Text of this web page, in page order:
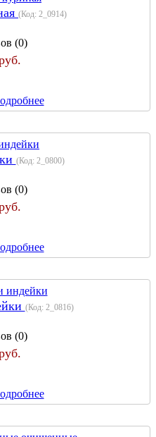
(Код: 2_0914)
(0)
(Код: 2_0800)
(0)
(Код: 2_0816)
(0)